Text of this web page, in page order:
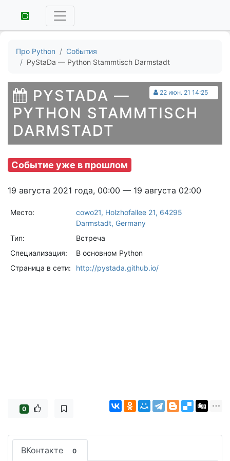
Про Python
События
PyStaDa — Python Stammtisch Darmstadt
22 июн. 21 14:25
PYSTADA —
PYTHON STAMMTISCH
DARMSTADT
Событие уже в прошлом
19 августа 2021 года, 00:00 — 19 августа 02:00
Место:
cowo21, Holzhofallee 21, 64295
Darmstadt, Germany
Тип:
Встреча
Специализация:
В основном Python
Страница в сети:
http://pystada.github.io/
0
ВКонтакте 0